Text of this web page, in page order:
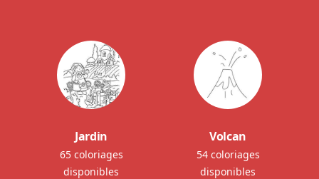
Jardin
65 coloriages
disponibles
Volcan
54 coloriages
disponibles